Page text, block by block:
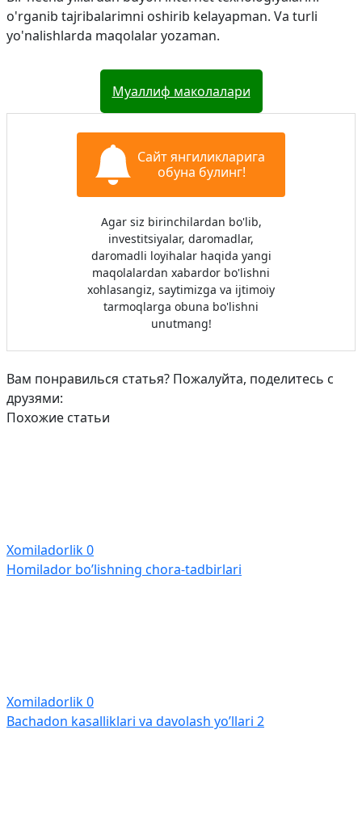
o'rganib tajribalarimni oshirib kelayapman. Va turli
yo'nalishlarda maqolalar yozaman.
Муаллиф маколалари
Сайт янгиликларига
обуна булинг!
Agar siz birinchilardan bo'lib,
investitsiyalar, daromadlar,
daromadli loyihalar haqida yangi
maqolalardan xabardor bo'lishni
xohlasangiz, saytimizga va ijtimoiy
tarmoqlarga obuna bo'lishni
unutmang!
Вам понравилься статья? Пожалуйта, поделитесь с
друзями:
Похожие статьи
Xomiladorlik0
Homilador bo’lishning chora-tadbirlari
Xomiladorlik0
Bachadon kasalliklari va davolash yo’llari 2